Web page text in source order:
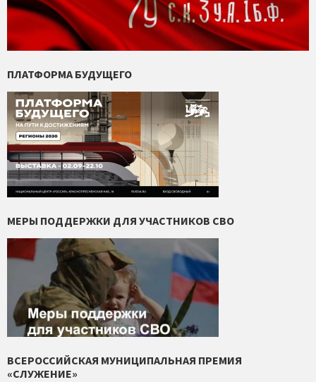
ПЛАТФОРМА БУДУЩЕГО
МЕРЫ ПОДДЕРЖКИ ДЛЯ УЧАСТНИКОВ СВО
ВСЕРОССИЙСКАЯ МУНИЦИПАЛЬНАЯ ПРЕМИЯ
«СЛУЖЕНИЕ»